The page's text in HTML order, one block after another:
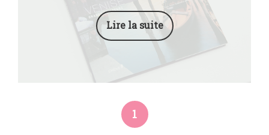
Lire la suite
1